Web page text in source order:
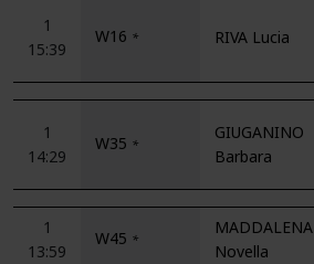
1
15:39
W16 * RIVA Lucia
1
14:29
W35 *
GIUGANINO
Barbara
1
13:59
W45 *
MADDALENA
Novella